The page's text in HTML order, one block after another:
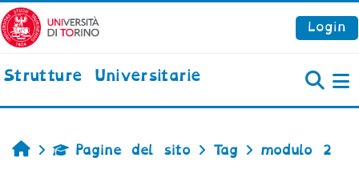
Vai al contenuto principale
Login
Strutture Universitarie
HomePagine del sito Tag modulo 2